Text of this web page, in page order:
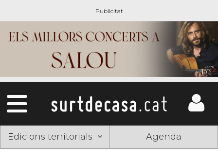
Edicions territorials Agenda